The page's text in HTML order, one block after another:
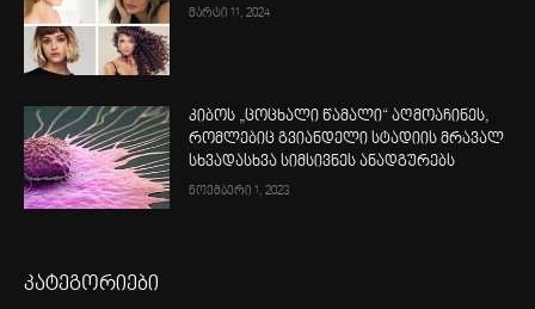
მარტი 11, 2024
კიბოს „ცოცხალი წამალი“ აღმოაჩინეს,
რომლებიც გვიანდელი სტადიის მრავალ
სხვადასხვა სიმსივნეს ანადგურებს
ნოემბერი 1, 2023
კატეგორიები